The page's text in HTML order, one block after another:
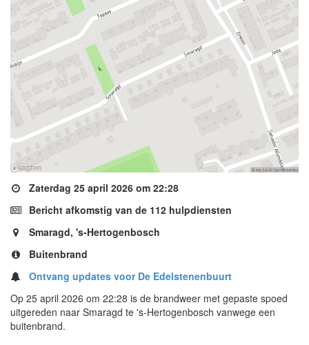
Zaterdag 25 april 2026 om 22:28
Bericht afkomstig van de 112 hulpdiensten
Smaragd, 's-Hertogenbosch
Buitenbrand
Ontvang updates voor De Edelstenenbuurt
Op 25 april 2026 om 22:28 is de brandweer met gepaste spoed
uitgereden naar Smaragd te 's-Hertogenbosch vanwege een
buitenbrand.